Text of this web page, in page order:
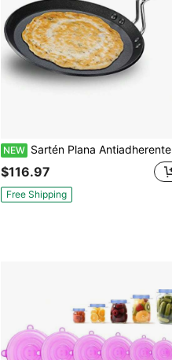
NEW Sartén Plana Antiadherente Futura 22 Cm, 4.06 Mm
$116.97
Free Shipping